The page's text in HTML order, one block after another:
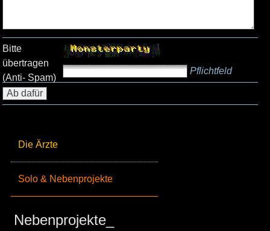
Die Ärzte
Solo & Nebenprojekte
Nebenprojekte_
Bitte
übertragen
(Anti- Spam)
Pflichtfeld